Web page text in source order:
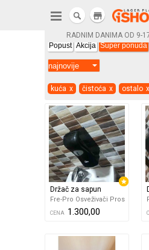
RADNIM DANIMA OD 9-
store
Popust Akcija Super ponuda
kuća x čistoća x ostalo x
Držač za sapun
Fre-Pro Osveživači Pros
CENA 1.300,00